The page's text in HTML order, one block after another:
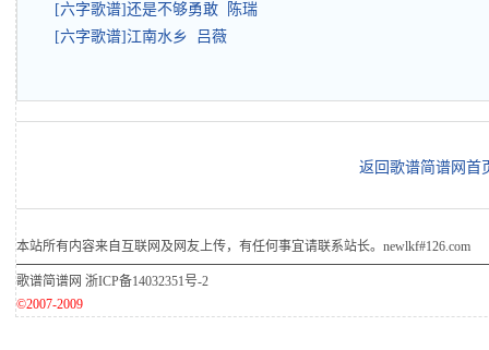
[六字歌谱]还是不够勇敢 陈瑞
[六字歌谱]江南水乡 吕薇
返回歌谱简谱网首
本站所有内容来自互联网及网友上传，有任何事宜请联系站长。newlkf#126.com
歌谱简谱网 浙ICP备14032351号-2
©2007-2009